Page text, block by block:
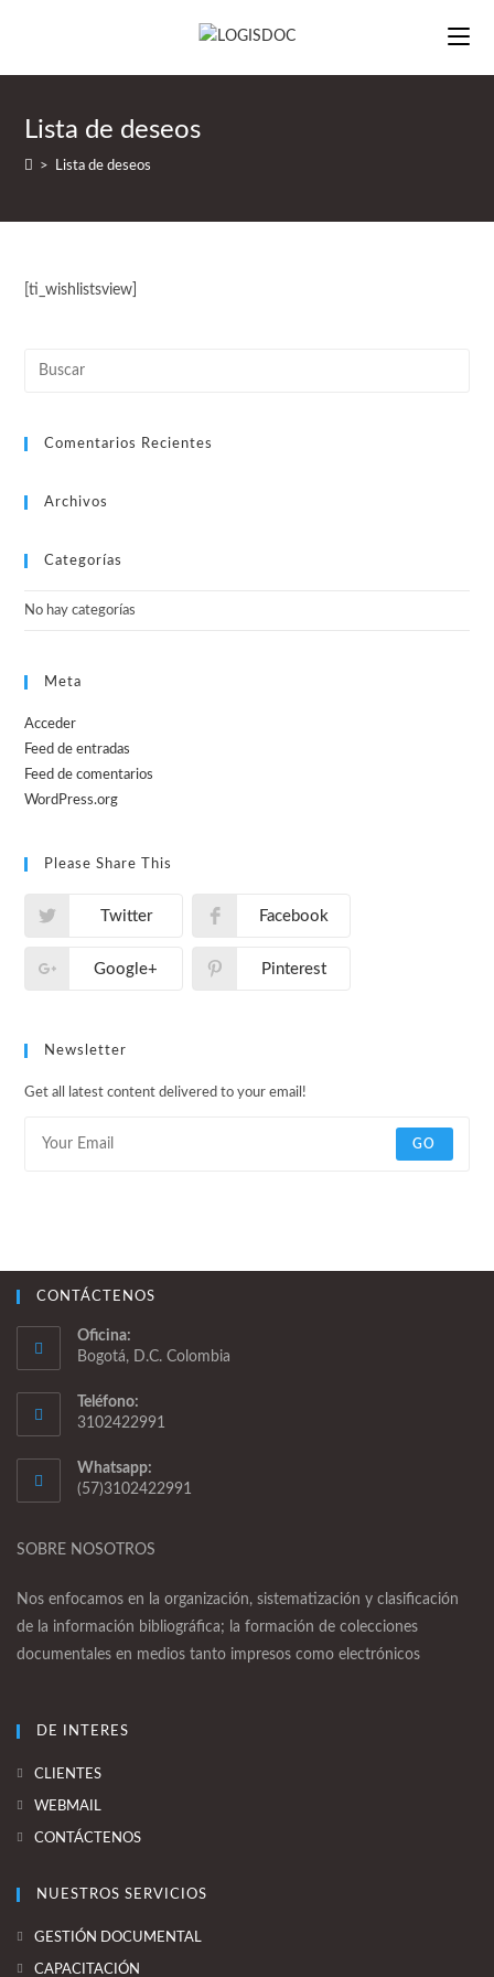
Lista de deseos
> Lista de deseos
[ti_wishlistsview]
Comentarios Recientes
Archivos
Categorías
No hay categorías
Meta
Acceder
Feed de entradas
Feed de comentarios
WordPress.org
Please Share This
Twitter Facebook
Google+ Pinterest
Newsletter
Get all latest content delivered to your email!
GO
CONTÁCTENOS
Oficina:
Bogotá, D.C. Colombia
Teléfono:
3102422991
Whatsapp:
(57)3102422991
SOBRE NOSOTROS
Nos enfocamos en la organización, sistematización y clasificación
de la información bibliográfica; la formación de colecciones
documentales en medios tanto impresos como electrónicos
DE INTERES
CLIENTES
WEBMAIL
CONTÁCTENOS
NUESTROS SERVICIOS
GESTIÓN DOCUMENTAL
CAPACITACIÓN